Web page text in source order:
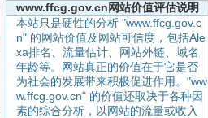
www.ffcg.gov.cn网站价值评估说明
本站只是硬性的分析 "www.ffcg.gov.c
n" 的网站价值及网站可信度，包括Ale
xa排名、流量估计、网站外链、域名
年龄等。网站真正的价值在于它是否
为社会的发展带来积极促进作用。"ww
w.ffcg.gov.cn" 的价值还取决于各种因
素的综合分析，以网站的流量或收入